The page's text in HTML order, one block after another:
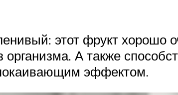
этот фрукт хорошо
А также
эффектом.